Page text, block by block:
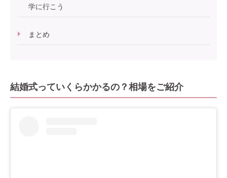
学に行こう
まとめ
結婚式っていくらかかるの？相場をご紹介